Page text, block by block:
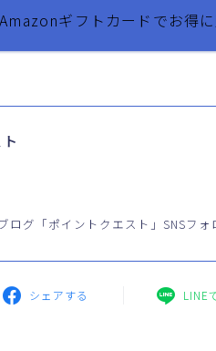
Amazonギフトカードでお得
グ「ポイントクエスト」SNSフォ
シェアする LINE